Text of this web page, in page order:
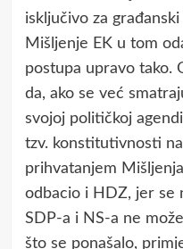
isključivo za
Mišljenje EK u tom
postupa upravo tako.
da, ako se već
svojoj političkoj
tzv. konstitutivnosti
prihvatanjem
odbacio i HDZ, jer se
SDP-a i NS-a ne
što se ponašalo,